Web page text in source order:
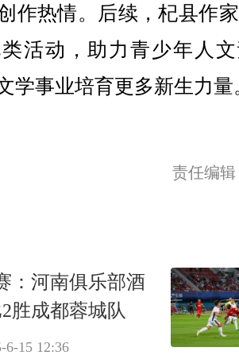
作热情。后续，杞县作
活动，助力青少年人
学事业培育更多新生力量
责任编
：河南俱乐部酒
胜成都蓉城队
6-15 12:36